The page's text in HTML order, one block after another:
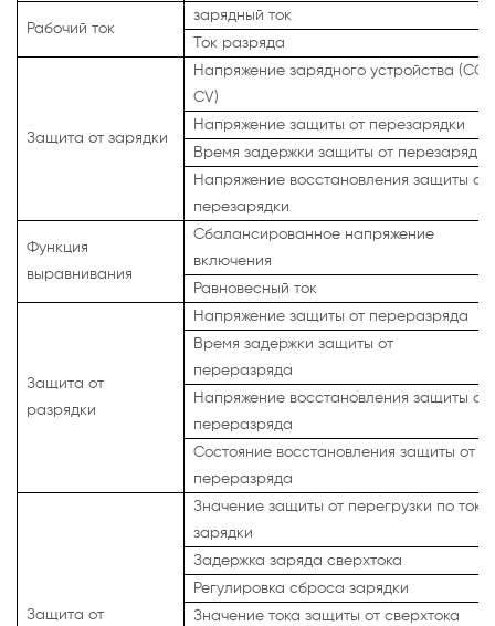
Рабочий ток
зарядный ток
Ток разряда
Защита от зарядки
Напряжение зарядного устройства (CC-
CV)
Напряжение защиты от перезарядки
Время задержки защиты от перезарядки
Напряжение восстановления защиты от
перезарядки
Функция
выравнивания
Сбалансированное напряжение
включения
Равновесный ток
Защита от
разрядки
Напряжение защиты от переразряда
Время задержки защиты от
переразряда
Напряжение восстановления защиты от
переразряда
Состояние восстановления защиты от
переразряда
Защита от
Значение защиты от перегрузки по току
зарядки
Задержка заряда сверхтока
Регулировка сброса зарядки
Значение тока защиты от сверхтока